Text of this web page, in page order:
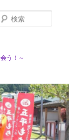
う！～
索